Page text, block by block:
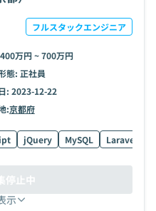
フルスタックエンジニア
万円 ~ 700万円
態: 正社員
: 2023-12-22
:京都府
jQuery MySQL Laravel
示
停止中